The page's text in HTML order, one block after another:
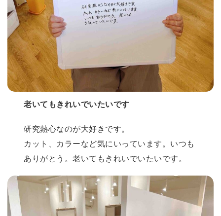
老いてもきれいでいたいです
研究熱心なのが大好きです。
カット、カラーなど気にいっています。いつも
ありがとう。老いてもきれいでいたいです。